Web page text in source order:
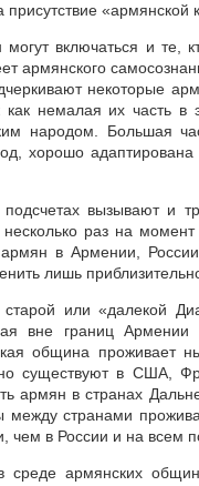
«армянской
включаться и те,
армянского
некоторые
как немалая их часть в
народом. Большая
хорошо
вызывают и
несколько раз на
армян в Армении,
лишь
или «далекой
вне границ
община
существуют в США,
армян в странах
странами
чем в России и на всем
армянских